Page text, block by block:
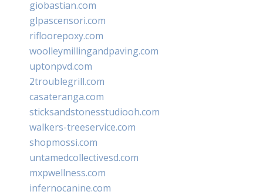
giobastian.com
glpascensori.com
rifloorepoxy.com
woolleymillingandpaving.com
uptonpvd.com
2troublegrill.com
casateranga.com
sticksandstonesstudiooh.com
walkers-treeservice.com
shopmossi.com
untamedcollectivesd.com
mxpwellness.com
infernocanine.com